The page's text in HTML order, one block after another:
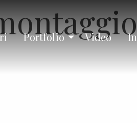
Portfolio Video